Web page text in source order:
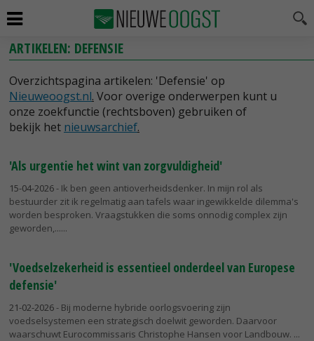
ARTIKELEN: DEFENSIE
Overzichtspagina artikelen: 'Defensie' op
Nieuweoogst.nl. Voor overige onderwerpen kunt u
onze zoekfunctie (rechtsboven) gebruiken of
bekijk het nieuwsarchief.
'Als urgentie het wint van zorgvuldigheid'
15-04-2026- Ik ben geen antioverheidsdenker. In mijn rol als
bestuurder zit ik regelmatig aan tafels waar ingewikkelde dilemma's
worden besproken. Vraagstukken die soms onnodig complex zijn
geworden,...
'Voedselzekerheid is essentieel onderdeel van Europese
defensie'
21-02-2026- Bij moderne hybride oorlogsvoering zijn
voedselsystemen een strategisch doelwit geworden. Daarvoor
waarschuwt Eurocommissaris Christophe Hansen voor Landbouw.